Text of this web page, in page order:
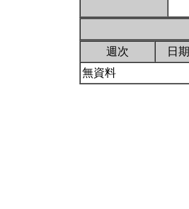
週次
日期
無資料